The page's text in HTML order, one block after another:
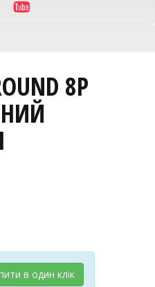
8P
в один клік